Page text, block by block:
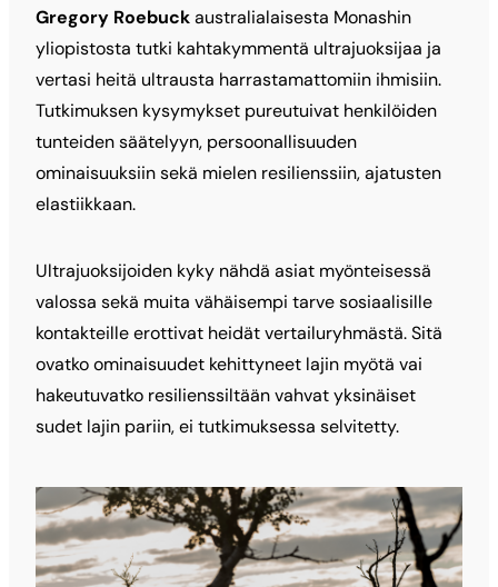
Gregory Roebuckaustralialaisesta Monashin
yliopistosta tutki kahtakymmentä ultrajuoksijaa ja
vertasi heitä ultrausta harrastamattomiin ihmisiin.
Tutkimuksen kysymykset pureutuivat henkilöiden
tunteiden säätelyyn, persoonallisuuden
ominaisuuksiin sekä mielen resilienssiin, ajatusten
elastiikkaan.
Ultrajuoksijoiden kyky nähdä asiat myönteisessä
valossa sekä muita vähäisempi tarve sosiaalisille
kontakteille erottivat heidät vertailuryhmästä. Sitä
ovatko ominaisuudet kehittyneet lajin myötä vai
hakeutuvatko resilienssiltään vahvat yksinäiset
sudet lajin pariin, ei tutkimuksessa selvitetty.